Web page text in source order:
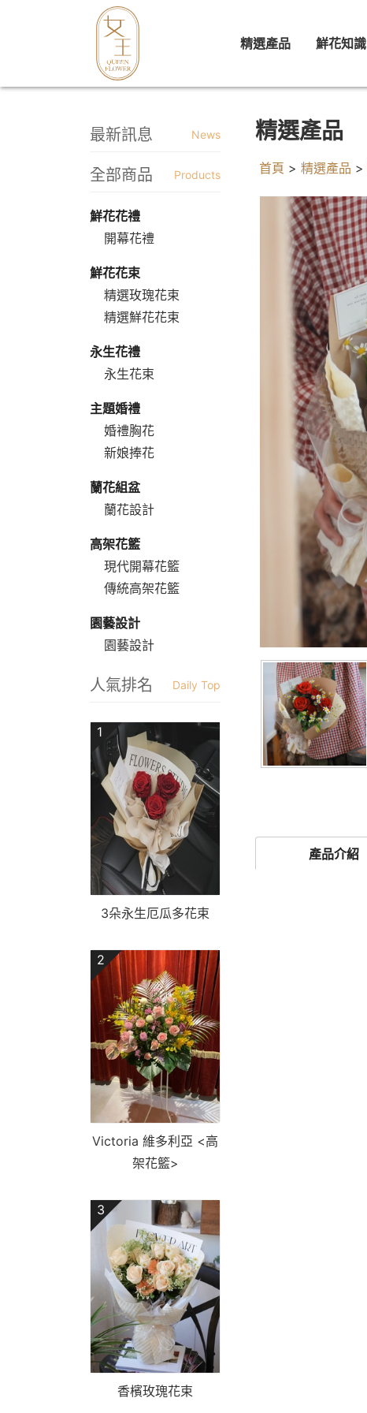
精選產品 鮮花知識
最新訊息 News
全部商品 Products
鮮花花禮
開幕花禮
鮮花花束
精選玫瑰花束
精選鮮花花束
永生花禮
永生花束
主題婚禮
婚禮胸花
新娘捧花
蘭花組盆
蘭花設計
高架花籃
現代開幕花籃
傳統高架花籃
園藝設計
園藝設計
人氣排名 Daily Top
1
3朵永生厄瓜多花束
2
Victoria 維多利亞 <高
架花籃>
3
香檳玫瑰花束
精選產品
首頁 > 精選產品 >
產品介紹